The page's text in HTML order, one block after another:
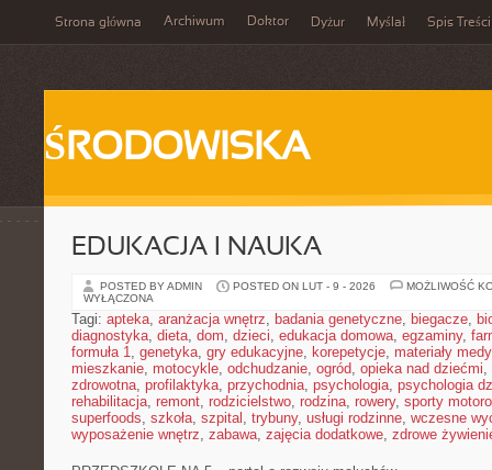
Strona główna Archiwum Doktor Dyżur Myślał Spis Treści
ŚRODOWISKA
EDUKACJA I NAUKA
POSTED BY ADMIN POSTED ON LUT - 9 - 2026
MOŻLIWOŚĆ
WYŁĄCZONA
Tagi: apteka, aranżacja wnętrz, badania genetyczne, biegacze,
diagnostyka, dieta, dom, dzieci, edukacja domowa, egzaminy,
formuła 1, genetyka, gry edukacyjne, korepetycje, materiały
mieszkanie, motocykle, odchudzanie, ogród, opieka nad dziećmi,
zdrowotna, profilaktyka, przychodnia, psychologia, psychologia
rehabilitacja, remont, rodzicielstwo, rodzina, rowery, sporty
superfoods, szkoła, szpital , trybuny, usługi rodzinne, wczesne
wyposażenie wnętrz, zabawa, zajęcia dodatkowe, zdrowe